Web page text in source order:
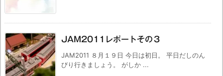
JAM2011レポートその３
JAM2011 ８月１９日 今日は初日。 平日だしのん
びり行きましょう。 がしか ...